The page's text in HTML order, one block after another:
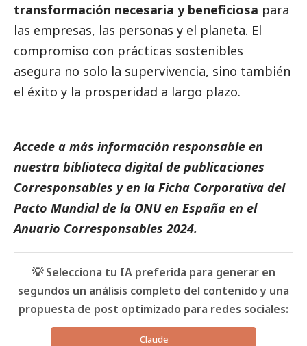
transformación necesaria y beneficiosa para
las empresas, las personas y el planeta. El
compromiso con prácticas sostenibles
asegura no solo la supervivencia, sino también
el éxito y la prosperidad a largo plazo.
Accede a más información responsable en
nuestra biblioteca digital de publicaciones
Corresponsables y en la Ficha Corporativa del
Pacto Mundial de la ONU en España en el
Anuario Corresponsables 2024.
💡 Selecciona tu IA preferida para generar en
segundos un análisis completo del contenido y una
propuesta de post optimizado para redes sociales:
Claude